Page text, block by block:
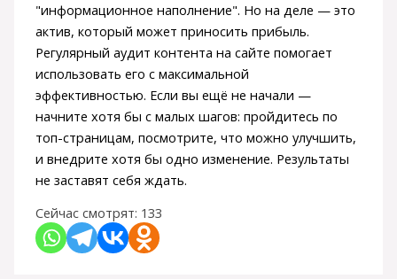
"информационное наполнение". Но на деле — это
актив, который может приносить прибыль.
Регулярный аудит контента на сайте помогает
использовать его с максимальной
эффективностью. Если вы ещё не начали —
начните хотя бы с малых шагов: пройдитесь по
топ-страницам, посмотрите, что можно улучшить,
и внедрите хотя бы одно изменение. Результаты
не заставят себя ждать.
Сейчас смотрят: 133